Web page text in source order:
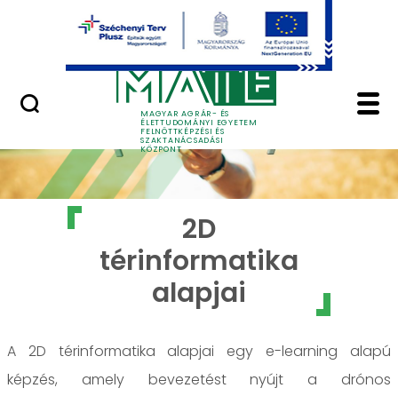
Ugrás a fő tartalomhoz
MAGYAR AGRÁR- ÉS
ÉLETTUDOMÁNYI EGYETEM
FELNŐTTKÉPZÉSI ÉS
SZAKTANÁCSADÁSI
KÖZPONT
2D térinformatika
2D
térinformatika
alapjai
A 2D térinformatika alapjai egy e-learning alapú
képzés, amely bevezetést nyújt a drónos